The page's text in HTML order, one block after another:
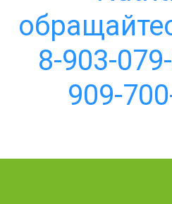
8-903-
909-